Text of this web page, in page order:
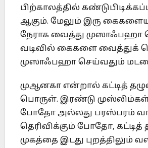
பிற்காலத்தில்
ஆகும். மேலும் இரு
நேராக வைத்து முஸாஃபஹா
வடிவில் கைகளை வைத்துக்
முஸாஃபஹா செய்வதும்
முஆனகா என்றால் கட்டித்
பொருள். இரண்டு முஸ்லிம்கள்
போதோ அல்லது பரஸ்பரம்
தெரிவிக்கும் போதோ, கட்டித்
முகத்தை இடது புறத்திலும்